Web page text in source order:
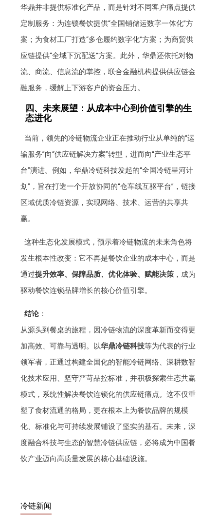
华鼎并非提供标准化产品，而是针对不同客户痛点提供
定制服务：为连锁餐饮提供“全国销储运数字一体化”方
案；为食材工厂打造“多仓履约数字化”方案；为商贸供
应链提供“全域下沉配送”方案。此外，华鼎还依托对物
流、商流、信息流的掌控，联合金融机构提供供应链金
融服务，缓解上下游客户的资金压力。
四、未来展望：从成本中心到价值引擎的生
态进化
当前，领先的冷链物流企业正在推动行业从单纯的“运
输服务”向“供应链解决方案”转型，进而向“产业生态平
台”演进。例如，华鼎冷链科技发起的“全国冷链星河计
划”，旨在打造一个开放协同的“仓车线互驱平台”，链接
区域优质冷链资源，实现网络、技术、运营的共享共
赢。
这种生态化发展模式，预示着冷链物流的未来角色将
发生根本性改变：它不再是餐饮企业的成本中心，而是
通过提升效率、保障品质、优化体验、赋能决策 ，成为
驱动餐饮连锁品牌增长的核心价值引擎。
结论：
从源头到餐桌的旅程，因冷链物流的深度革新而变得更
加高效、可靠与透明。以华鼎冷链科技等为代表的行业
领军者，正通过构建全国化的智能冷链网络、深耕数智
化技术应用、坚守严苛品控标准，并积极探索生态共赢
模式，系统性解决餐饮连锁化的供应链痛点。这不仅重
塑了食材流通的格局，更在根本上为餐饮品牌的规模
化、标准化与可持续发展铺设了坚实的基石。未来，深
度融合科技与生态的智慧冷链供应链，必将成为中国餐
饮产业迈向高质量发展的核心基础设施。
冷链新闻